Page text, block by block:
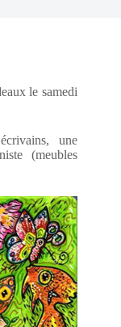
le samedi
une
(meubles